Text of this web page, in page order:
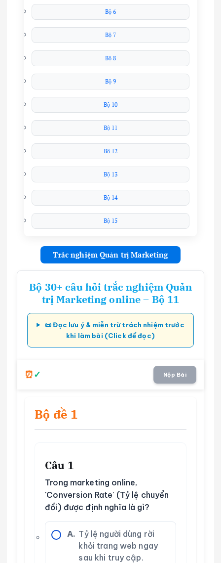
Bộ 6
Bộ 7
Bộ 8
Bộ 9
Bộ 10
Bộ 11
Bộ 12
Bộ 13
Bộ 14
Bộ 15
Trắc nghiệm Quản trị Marketing
Bộ 30+ câu hỏi trắc nghiệm Quản
trị Marketing online – Bộ 11
📜 Đọc lưu ý & miễn trừ trách nhiệm trước
khi làm bài (Click để đọc)
Nộp Bài
Bộ đề 1
Câu 1
Trong marketing online,
'Conversion Rate' (Tỷ lệ chuyển
đổi) được định nghĩa là gì?
A. Tỷ lệ người dùng rời
khỏi trang web ngay
sau khi truy cập.